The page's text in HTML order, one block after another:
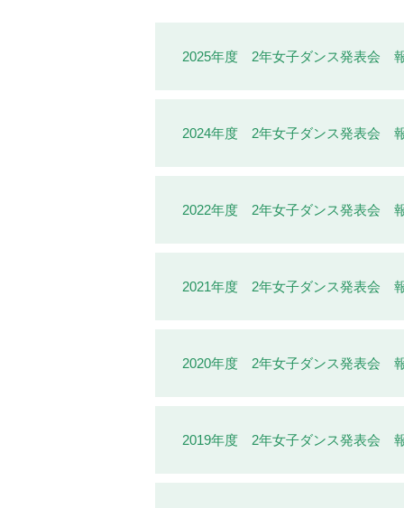
2025年度 2年女子ダンス発表会
2024年度 2年女子ダンス発表会
2022年度 2年女子ダンス発表会
2021年度 2年女子ダンス発表会
2020年度 2年女子ダンス発表会
2019年度 2年女子ダンス発表会